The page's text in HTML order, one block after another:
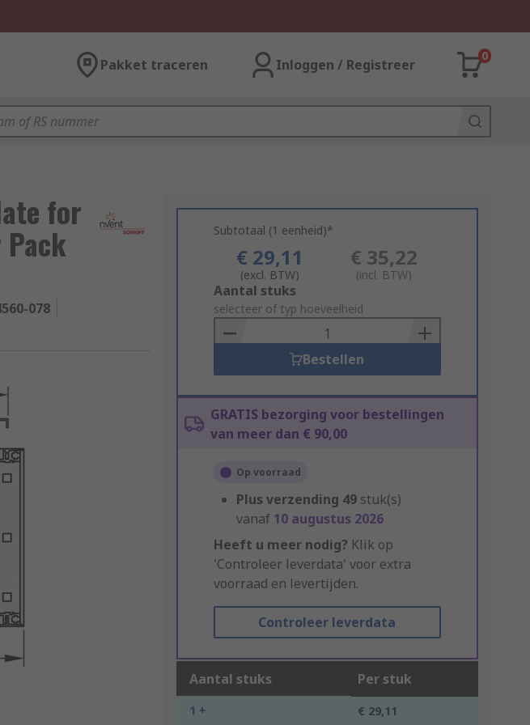
Pakket traceren Inloggen / Registreer
0
for
078
Subtotaal (1 eenheid)*
€ 29,11
(excl. BTW)
€ 35,22
(incl. BTW)
Add
to
Basket
Aantal stuks
selecteer of typ hoeveelheid
Bestellen
GRATIS bezorging voor bestellingen
van meer dan € 90,00
Op voorraad
Plus verzending 49 stuk(s)
vanaf 10 augustus 2026
Heeft u meer nodig? Klik op
'Controleer leverdata' voor extra
voorraad en levertijden.
Controleer leverdata
Aantal stuks Per stuk
1 + € 29,11